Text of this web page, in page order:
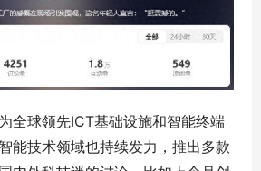
球领先ICT基础设施和智能终端
能技术领域也持续发力，推出多款